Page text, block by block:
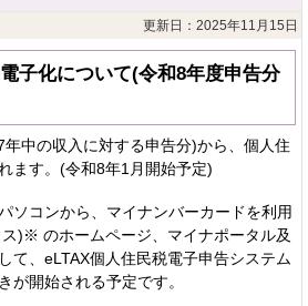
更新日：2025年11月15日
子化について(令和8年度申告分
中の収入に対する申告分)から、個人住
ます。(令和8年1月開始予定)
ソコンから、マイナンバーカードを利用
ス)※ のホームページ、マイナポータル及
て、eLTAX個人住民税電子申告システム
が開始される予定です。